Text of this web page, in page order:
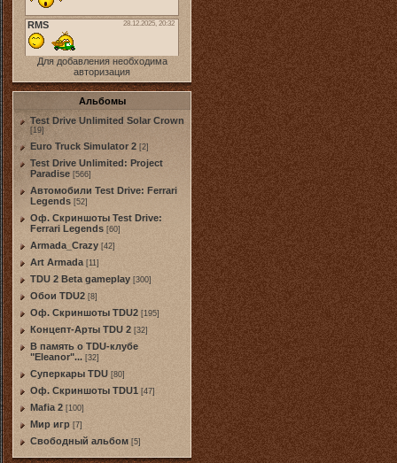
Для добавления необходима
авторизация
Альбомы
Test Drive Unlimited Solar Crown
[19]
Euro Truck Simulator 2 [2]
Test Drive Unlimited: Project
Paradise [566]
Автомобили Test Drive: Ferrari
Legends [52]
Оф. Скриншоты Test Drive:
Ferrari Legends [60]
Armada_Crazy [42]
Art Armada [11]
TDU 2 Beta gameplay [300]
Обои TDU2 [8]
Оф. Скриншоты TDU2 [195]
Концепт-Арты TDU 2 [32]
В память о TDU-клубе
"Eleanor"... [32]
Суперкары TDU [80]
Оф. Скриншоты TDU1 [47]
Mafia 2 [100]
Мир игр [7]
Свободный альбом [5]